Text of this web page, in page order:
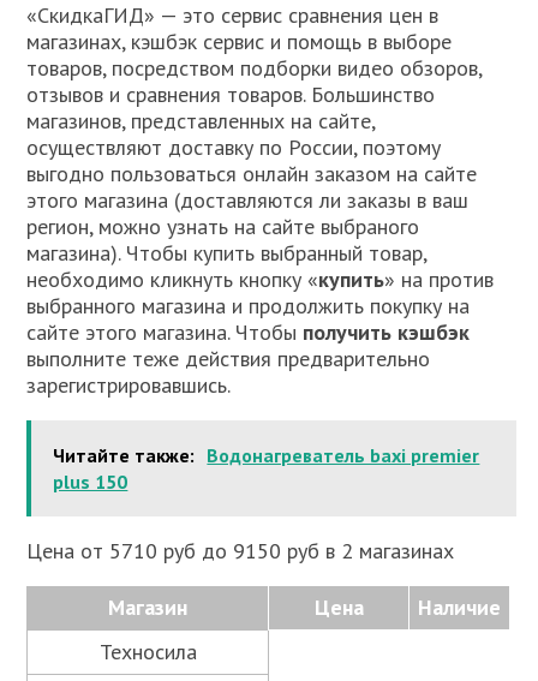
«СкидкаГИД» — это сервис сравнения цен в
магазинах, кэшбэк сервис и помощь в выборе
товаров, посредством подборки видео обзоров,
отзывов и сравнения товаров. Большинство
магазинов, представленных на сайте,
осуществляют доставку по России, поэтому
выгодно пользоваться онлайн заказом на сайте
этого магазина (доставляются ли заказы в ваш
регион, можно узнать на сайте выбраного
магазина). Чтобы купить выбранный товар,
необходимо кликнуть кнопку «купить» на против
выбранного магазина и продолжить покупку на
сайте этого магазина. Чтобы получить кэшбэк
выполните теже действия предварительно
зарегистрировавшись.
Читайте также: Водонагреватель baxi premier
plus 150
Цена от 5710 руб до 9150 руб в 2 магазинах
Магазин Цена
Наличие
Техносила